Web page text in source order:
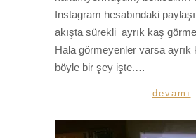
Instagram hesabındaki
akışta sürekli ayrık kaş
Hala görmeyenler varsa
böyle bir şey işte.…
devamı